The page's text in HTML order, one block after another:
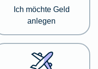
Ich möchte Geld
anlegen